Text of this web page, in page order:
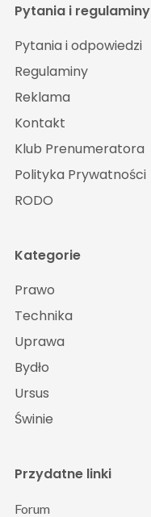
Pytania i regulaminy
Pytania i odpowiedzi
Regulaminy
Reklama
Kontakt
Klub Prenumeratora
Polityka Prywatności
RODO
Kategorie
Prawo
Technika
Uprawa
Bydło
Ursus
Świnie
Przydatne linki
Forum